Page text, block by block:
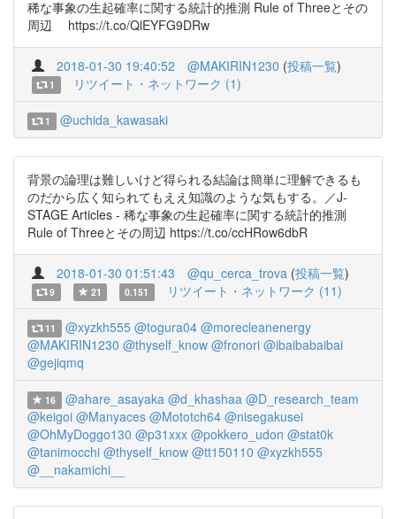
稀な事象の生起確率に関する統計的推測 Rule of Threeとその
周辺 https://t.co/QlEYFG9DRw
2018-01-30 19:40:52 @MAKIRIN1230 (投稿一覧)
1 リツイート・ネットワーク (1)
1 @uchida_kawasaki
背景の論理は難しいけど得られる結論は簡単に理解できるも
のだから広く知られてもええ知識のような気もする。／J-
STAGE Articles - 稀な事象の生起確率に関する統計的推測
Rule of Threeとその周辺 https://t.co/ccHRow6dbR
2018-01-30 01:51:43 @qu_cerca_trova (投稿一覧)
9 21 0.151 リツイート・ネットワーク (11)
11 @xyzkh555 @togura04 @morecleanenergy
@MAKIRIN1230 @thyself_know @fronori @ibaibabaibai
@gejiqmq
16 @ahare_asayaka @d_khashaa @D_research_team
@keigoi @Manyaces @Mototch64 @nisegakusei
@OhMyDoggo130 @p31xxx @pokkero_udon @stat0k
@tanimocchi @thyself_know @tt150110 @xyzkh555
@__nakamichi__